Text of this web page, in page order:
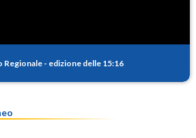
Regionale - edizione delle 15:16